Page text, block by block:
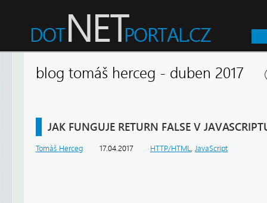
blog tomáš herceg - duben 2017
JAK FUNGUJE RETURN FALSE V
Tomáš Herceg 17.04.2017 HTTP/HTML, JavaScript